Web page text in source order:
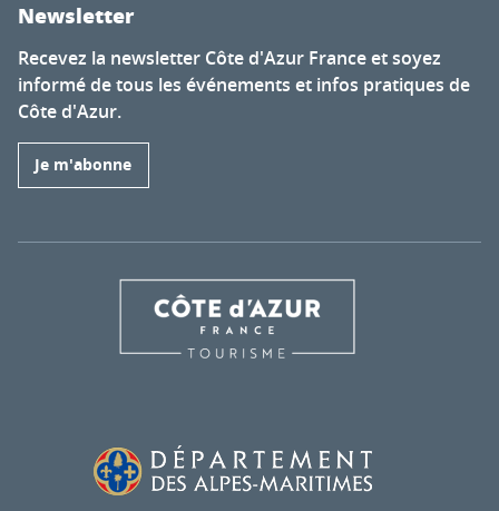
Newsletter
Recevez la newsletter Côte d'Azur France et soyez
informé de tous les événements et infos pratiques de
Côte d'Azur.
Je m'abonne